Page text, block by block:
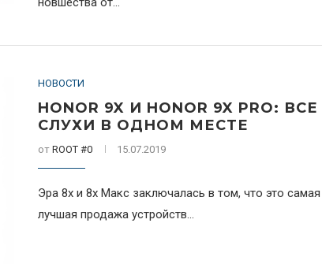
НОВОСТИ
HONOR 9X И HONOR 9X PRO: ВСЕ
СЛУХИ В ОДНОМ МЕСТЕ
от ROOT #0 15.07.2019
Эра 8х и 8х Макс заключалась в том, что это самая
лучшая продажа устройств...